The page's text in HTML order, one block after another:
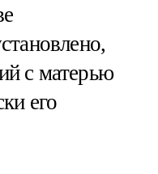
с матерью
его